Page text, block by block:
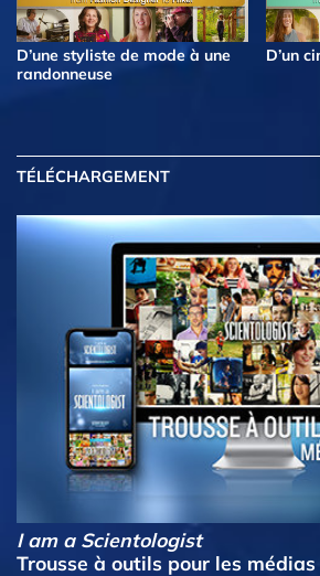
D’une styliste de mode à une
randonneuse
D’un
TÉLÉCHARGEMENT
I am a Scientologist
Trousse à outils pour les